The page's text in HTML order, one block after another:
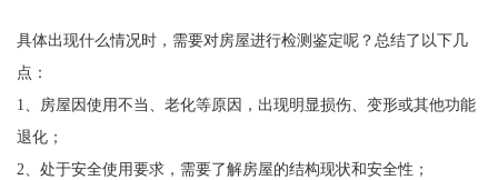
具体出现什么情况时，需要对房屋进行检测鉴定呢？总结了以下几
点：
1、房屋因使用不当、老化等原因，出现明显损伤、变形或其他功能
退化；
2、处于安全使用要求，需要了解房屋的结构现状和安全性；